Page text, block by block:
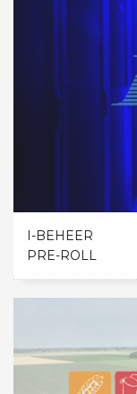
I-BEHEER
PRE-ROLL